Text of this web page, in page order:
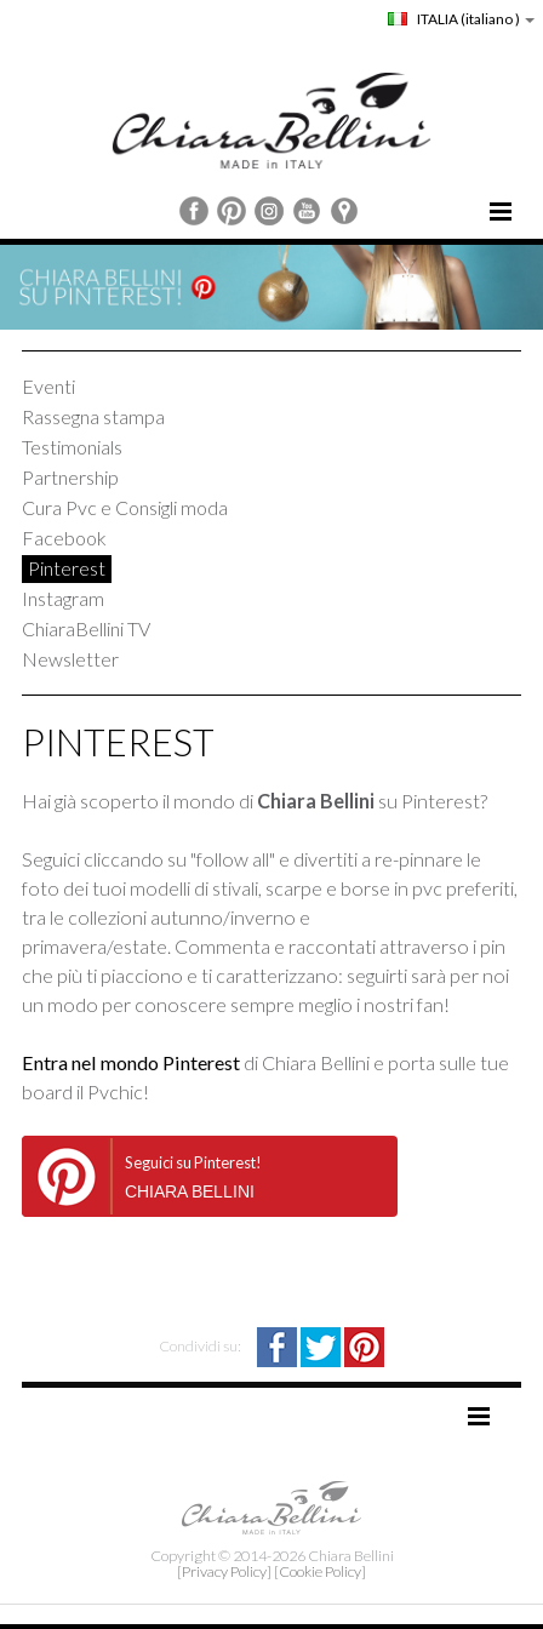
ITALIA(italiano )
HOME
CHIARA BELLINI
COMUNICAZIONE
STORE LOCATOR
CUSTOMER SERVICE
Eventi
Rassegna stampa
Testimonials
Partnership
Cura Pvc e Consigli moda
Facebook
Pinterest
Instagram
ChiaraBellini TV
Newsletter
PINTEREST
Hai già scoperto il mondo di Chiara Bellini su Pinterest?
Seguici cliccando su "follow all" e divertiti a re-pinnare le
foto dei tuoi modelli di stivali, scarpe e borse in pvc preferiti,
tra le collezioni autunno/inverno e
primavera/estate. Commenta e raccontati attraverso i pin
che più ti piacciono e ti caratterizzano: seguirti sarà per noi
un modo per conoscere sempre meglio i nostri fan!
Entra nel mondo Pinterestdi Chiara Bellini e porta sulle tue
board il Pvchic!
Seguici su Pinterest!
CHIARA BELLINI
Condividi su:
SITE MAP
Copyright © 2014-2026 Chiara Bellini
[Privacy Policy] [Cookie Policy]